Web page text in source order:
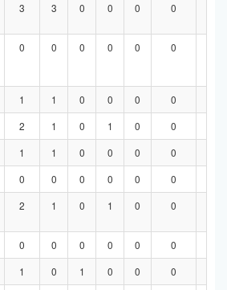
3 3 0 0 0 0
0 0 0 0 0 0
1 1 0 0 0 0
2 1 0 1 0 0
1 1 0 0 0 0
0 0 0 0 0 0
2 1 0 1 0 0
0 0 0 0 0 0
1 0 1 0 0 0